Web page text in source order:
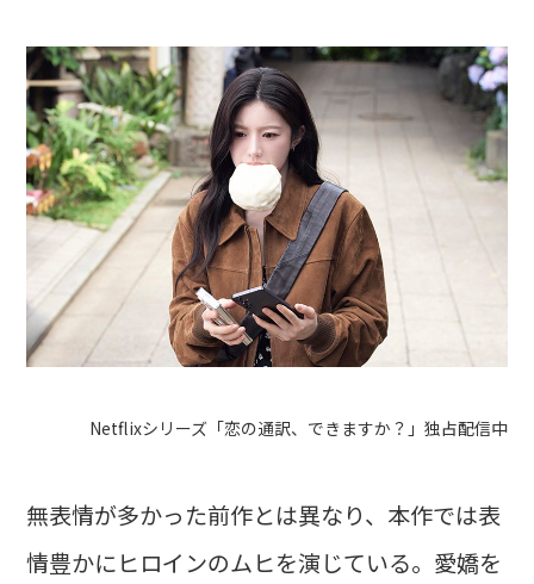
Netflixシリーズ「恋の通訳、できますか？」独占配信中
無表情が多かった前作とは異なり、本作では表
情豊かにヒロインのムヒを演じている。愛嬌を